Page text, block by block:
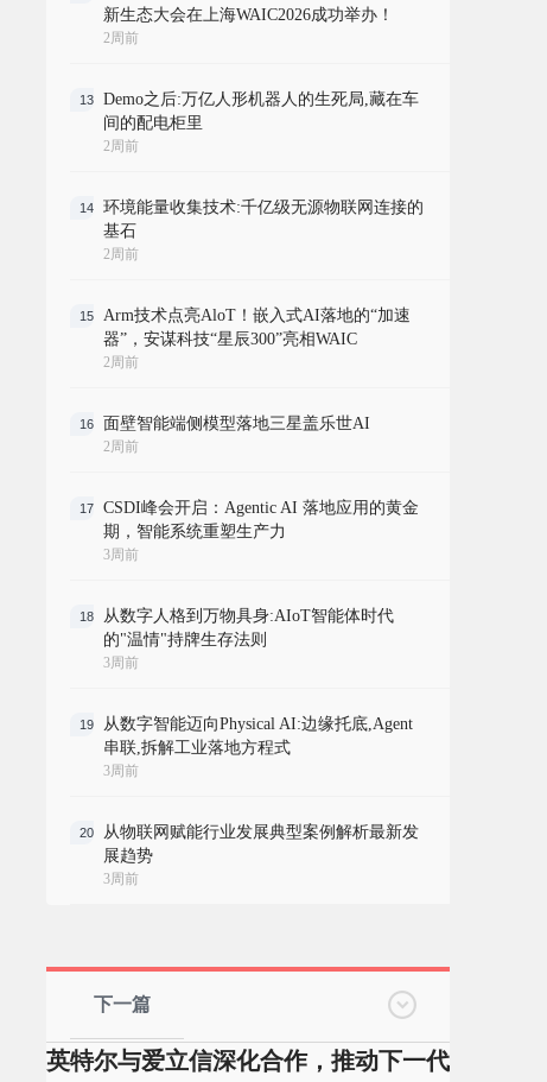
新生态大会在上海WAIC2026成功举办！
2周前
13
Demo之后:万亿人形机器人的生死局,藏在车
间的配电柜里
2周前
14
环境能量收集技术:千亿级无源物联网连接的
基石
2周前
15
Arm技术点亮AloT！嵌入式AI落地的“加速
器”，安谋科技“星辰300”亮相WAIC
2周前
16 面壁智能端侧模型落地三星盖乐世AI
2周前
17
CSDI峰会开启：Agentic AI 落地应用的黄金
期，智能系统重塑生产力
3周前
18
从数字人格到万物具身:AIoT智能体时代
的"温情"持牌生存法则
3周前
19
从数字智能迈向Physical AI:边缘托底,Agent
串联,拆解工业落地方程式
3周前
20
从物联网赋能行业发展典型案例解析最新发
展趋势
3周前
下一篇
英特尔与爱立信深化合作，推动下一代